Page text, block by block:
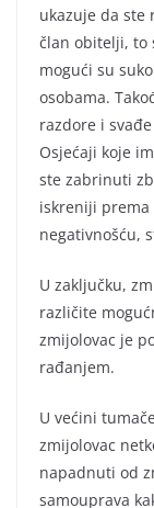
ukazuje da ste
član obitelji, to
mogući su
osobama.
razdore i
Osjećaji koje
ste zabrinuti
iskreniji prema
negativnošću,
U zaključku,
različite
zmijolovac je
rađanjem.
U većini
zmijolovac
napadnuti od
samouprava